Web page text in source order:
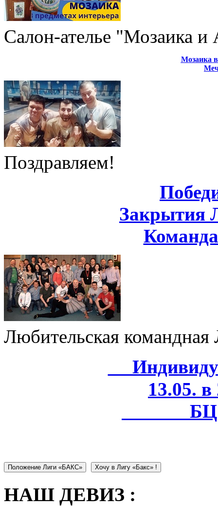
Салон-ателье "Мозаика
Мозаика в
Поздравляем!
Закрытия
Любительская
13.05.
БЦ
Положение Лиги «БАКС» Хочу в Лигу «Бакс» !
НАШ ДЕВИЗ :